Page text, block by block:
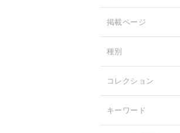
掲載ページ
種別
コレクション
キーワード